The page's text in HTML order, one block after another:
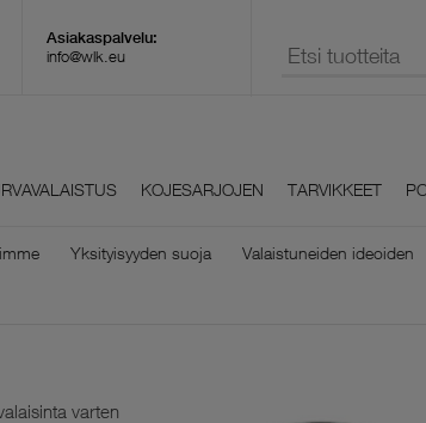
info@wlk.eu
KOJESARJOJEN TARVIKKEET
Yksityisyyden suoja Valaistuneiden ideoiden
varten